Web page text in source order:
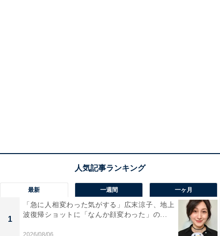
最新 一週間 一ヶ月
1
「急に人相変わった気がする」広末涼子、地上
波復帰ショットに「なんか顔変わった」の...